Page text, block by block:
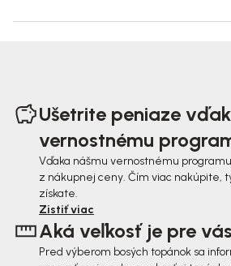
Ušetrite peniaze
vernostnému
Vďaka nášmu vernostnému
z nákupnej ceny. Čím viac nakúpite,
získate.
Zistiť viac
Aká veľkosť je pre
Pred výberom bosých topánok sa